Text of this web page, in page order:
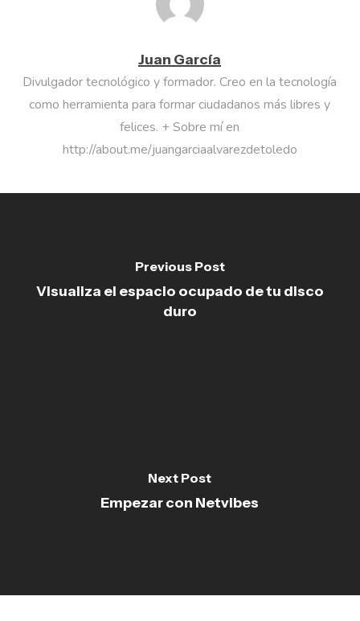
Juan García
Divulgador tecnológico y formador. Creo en la tecnología
como herramienta para formar ciudadanos más libres y
felices. + Sobre mí en
http://about.me/juangarciaalvarezdetoledo
Previous Post
Visualiza el espacio ocupado de tu disco
duro
Next Post
Empezar con Netvibes